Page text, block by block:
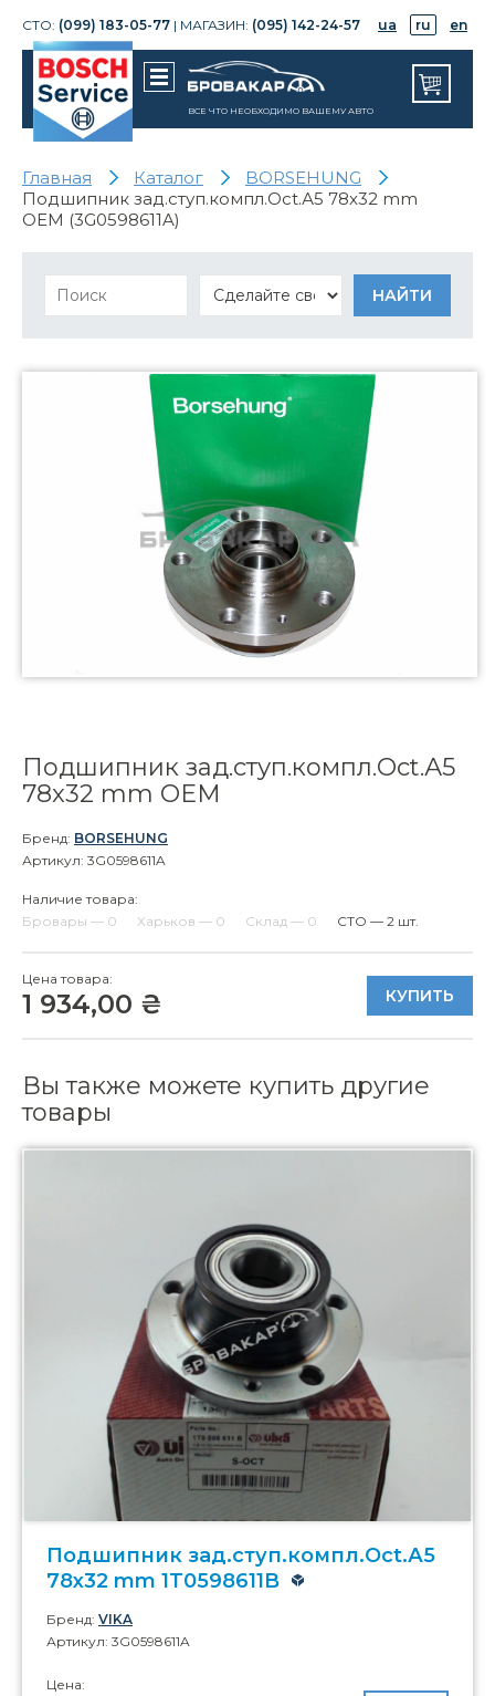
СТО: (099) 183-05-77 | МАГАЗИН: (095) 142-24-57 ua ru en
ВСЕ ЧТО НЕОБХОДИМО ВАШЕМУ АВТО
Главная Каталог
BORSEHUNG
Подшипник зад.ступ.компл.Oct.А5 78x32 mm
OEM (3G0598611A)
Подшипник зад.ступ.компл.Oct.А5
78x32 mm OEM
Бренд: BORSEHUNG
Артикул: 3G0598611A
Наличие товара:
Бровары — 0
Харьков — 0 Склад — 0 СТО — 2 шт.
Цена товара:
1 934,00 ₴ КУПИТЬ
Вы также можете купить другие
товары
Подшипник зад.ступ.компл.Oct.А5
78x32 mm 1T0598611B
Бренд: VIKA
Артикул: 3G0598611A
Цена: